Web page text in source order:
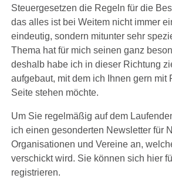
Steuergesetzen die Regeln für die
das alles ist bei Weitem nicht immer
eindeutig, sondern mitunter sehr
Thema hat für mich seinen ganz
deshalb habe ich in dieser Richtung
aufgebaut, mit dem ich Ihnen gern mit
Seite stehen möchte.
Um Sie regelmäßig auf dem
ich einen gesonderten Newsletter für
Organisationen und Vereine an,
verschickt wird. Sie können sich hier
registrieren.